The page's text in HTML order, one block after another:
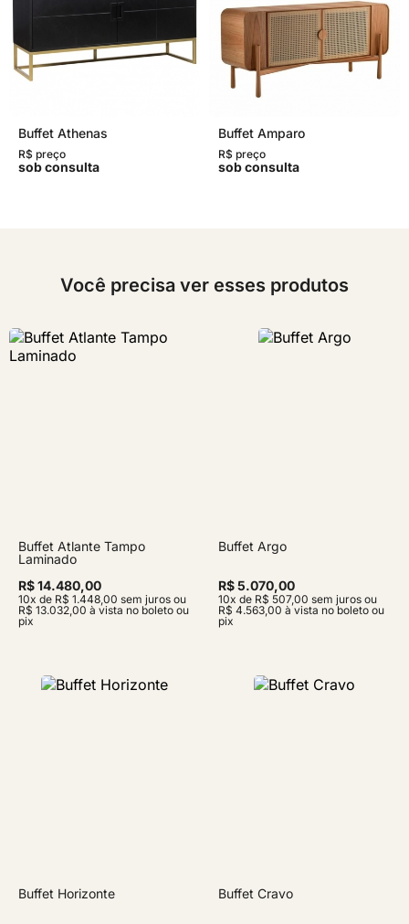
Buffet Athenas
R$ preço
sob consulta
Buffet Amparo
R$ preço
sob consulta
Você precisa ver esses produtos
Buffet Atlante Tampo
Laminado
R$ 14.480,00
10x de R$ 1.448,00 sem juros ou
R$ 13.032,00 à vista no boleto ou
pix
Buffet Argo
R$ 5.070,00
10x de R$ 507,00 sem juros ou
R$ 4.563,00 à vista no boleto ou
pix
Buffet Horizonte Buffet Cravo